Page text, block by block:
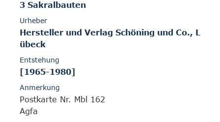
3 Sakralbauten
Urheber
Hersteller und Verlag Schöning und Co., L
übeck
Entstehung
[1965-1980]
Anmerkung
Postkarte Nr. Mbl 162
Agfa